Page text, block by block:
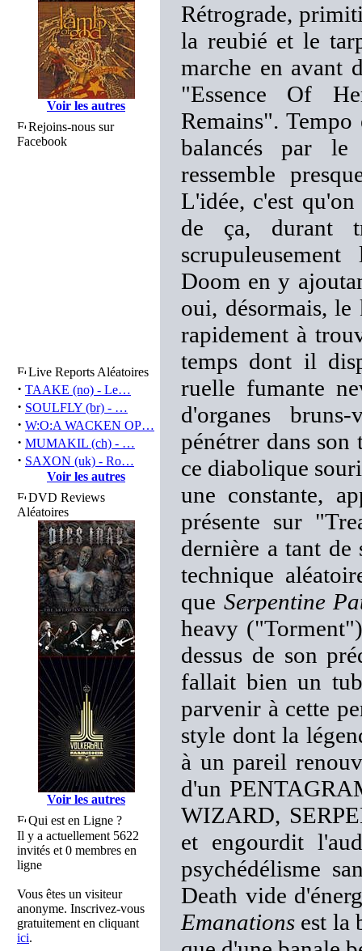
Voir les autres
Rejoins-nous sur
Facebook
Live Reports Aléatoires
· TAAKE (no) - Le…
· SOULFLY (br) - …
· W:O:A WACKEN OP…
· MUMAKIL (ch) - …
· SAXON (uk) - Ro…
Voir les autres
DVD Reviews
Aléatoires
Voir les autres
Qui est en Ligne ?
Il y a actuellement 5622
invités et 0 membres en
ligne
Vous êtes un visiteur
anonyme. Inscrivez-vous
gratuitement en cliquant
ici.
Rétrograde,
la reubié et le
marche en avant
"Essence Of
Remains".
balancés par le
ressemble
L'idée, c'est
de ça, durant
Doom en y
oui, désormais,
rapidement à
temps dont il
ruelle fumante
d'organes
pénétrer dans son
ce diabolique
une constante,
présente sur
dernière a tant
technique
que Serpentine
heavy
dessus de son
fallait bien un
parvenir à cette
style dont la
à un pareil
d'un
WIZARD,
et engourdit
psychédélisme
Death vide
Emanations est la